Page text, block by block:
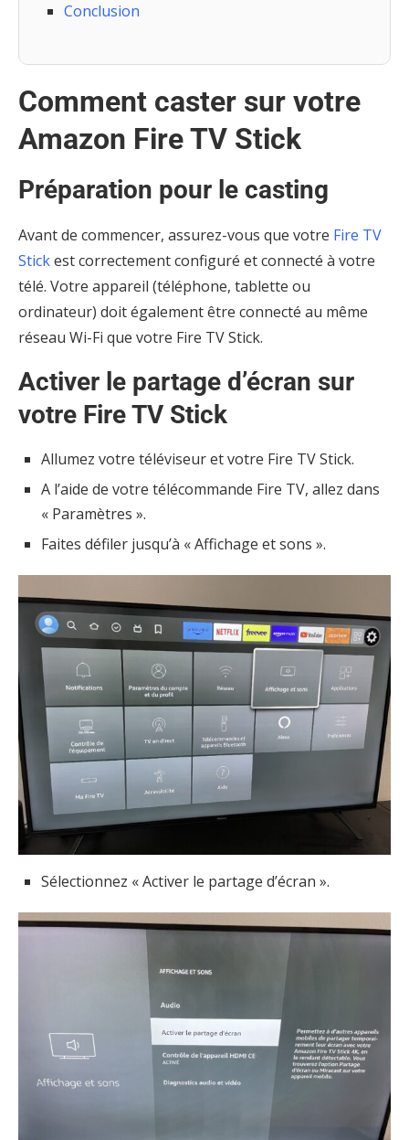
Conclusion
Comment caster sur votre
Amazon Fire TV Stick
Préparation pour le casting
Avant de commencer, assurez-vous que votre Fire TV
Stickest correctement configuré et connecté à votre
télé. Votre appareil (téléphone, tablette ou
ordinateur) doit également être connecté au même
réseau Wi-Fi que votre Fire TV Stick.
Activer le partage d’écran sur
votre Fire TV Stick
Allumez votre téléviseur et votre Fire TV Stick.
A l’aide de votre télécommande Fire TV, allez dans
« Paramètres ».
Faites défiler jusqu’à « Affichage et sons ».
Sélectionnez « Activer le partage d’écran ».